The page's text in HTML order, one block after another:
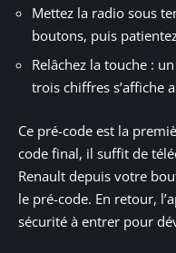
Mettez la radio sous
boutons, puis
Relâchez la touche :
trois chiffres s’affiche
Ce pré-code est la
code final, il suffit de
Renault depuis votre
le pré-code. En retour,
sécurité à entrer pour